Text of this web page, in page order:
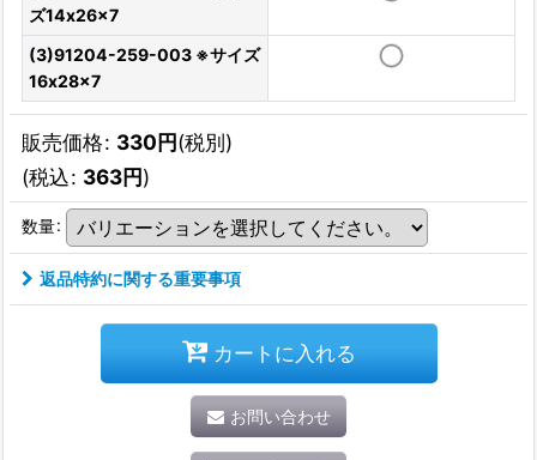
ズ14x26x7
(3)91204-259-003 ※サイズ
16x28x7
販売価格: 330円(税別)
(税込: 363円)
数量:
返品特約に関する重要事項
カートに入れる
お問い合わせ